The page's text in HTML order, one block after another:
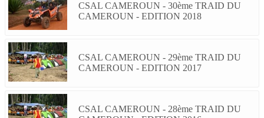
CSAL CAMEROUN - 30ème TRAID DU
CAMEROUN - EDITION 2018
CSAL CAMEROUN - 29ème TRAID DU
CAMEROUN - EDITION 2017
CSAL CAMEROUN - 28ème TRAID DU